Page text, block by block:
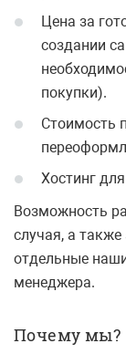
Цена за
создании
покупки).
Стоимость
Хостинг
Возможность
случая, а
отдельные
менеджера.
Почему мы?